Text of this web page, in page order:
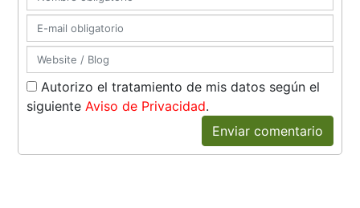
Autorizo el tratamiento de mis datos según el
siguienteAviso de Privacidad.
Enviar comentario